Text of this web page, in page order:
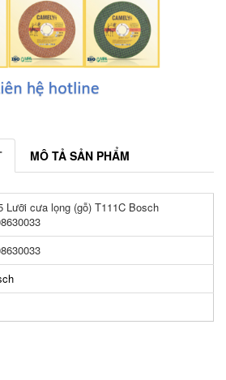
MÔ TẢ SẢN PHẨM
Lưỡi cưa lọng (gỗ) T111C Bosch